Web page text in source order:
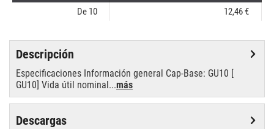
De 10 12,46 €
Descripción
Especificaciones Información general Cap-Base: GU10 [
GU10] Vida útil nominal...más
Descargas